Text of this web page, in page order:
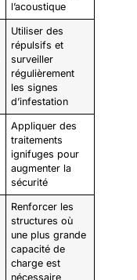
l’acoustique
Utiliser des
répulsifs et
surveiller
régulièrement
les signes
d’infestation
Appliquer des
traitements
ignifuges pour
augmenter la
sécurité
Renforcer les
structures où
une plus grande
capacité de
charge est
nécessaire